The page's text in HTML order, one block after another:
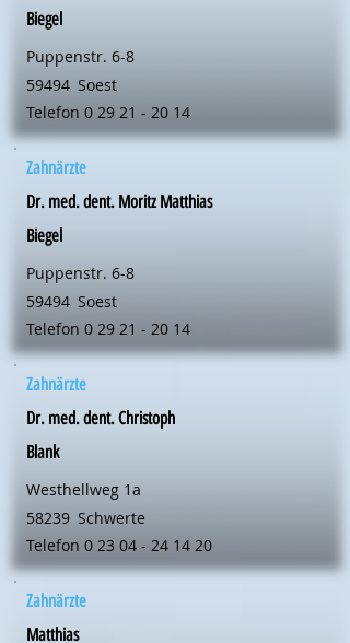
Biegel
Puppenstr. 6-8
59494 Soest
Telefon 0 29 21 - 20 14
Zahnärzte
Dr. med. dent. Moritz Matthias
Biegel
Puppenstr. 6-8
59494 Soest
Telefon 0 29 21 - 20 14
Zahnärzte
Dr. med. dent. Christoph
Blank
Westhellweg 1a
58239 Schwerte
Telefon 0 23 04 - 24 14 20
Zahnärzte
Matthias